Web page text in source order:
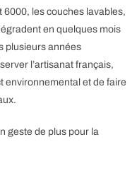
6000, les couches lavables,
en quelques mois
plusieurs années
l’artisanat français,
environnemental et de faire
geste de plus pour la